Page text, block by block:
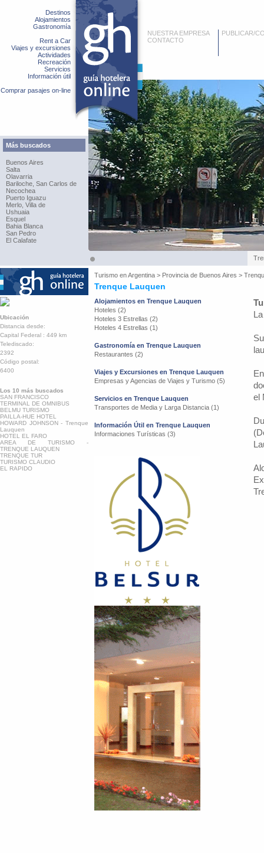
Destinos
Alojamientos
Gastronomía
Rent a Car
Viajes y excursiones
Actividades
Recreación
Servicios
Información útil
Comprar pasajes on-line
Más buscados
Buenos Aires
Salta
Olavarria
Bariloche, San Carlos de
Necochea
Puerto Iguazu
Merlo, Villa de
Ushuaia
Esquel
Bahia Blanca
San Pedro
El Calafate
NUESTRA EMPRESA
CONTACTO
PUBLICAR/
Turismo enArgentina > Provincia de Buenos Aires >
Trenque Lauquen
Ubicación
Distancia desde:
Capital Federal : 449 km
Telediscado:
2392
Código postal:
6400
Los 10 más buscados
SAN FRANCISCO
TERMINAL DE OMNIBUS
BELMU TURISMO
PAILLA-HUE HOTEL
HOWARD JOHNSON - Trenque
Lauquen
HOTEL EL FARO
AREA DE TURISMO -
TRENQUE LAUQUEN
TRENQUE TUR
TURISMO CLAUDIO
EL RAPIDO
Alojamientos en Trenque Lauquen
Hoteles (2)
Hoteles 3 Estrellas (2)
Hoteles 4 Estrellas (1)
Gastronomía en Trenque Lauquen
Restaurantes (2)
Viajes y Excursiones en Trenque Lauquen
Empresas y Agencias de Viajes y Turismo (5)
Servicios en Trenque Lauquen
Transportes de Media y Larga Distancia (1)
Información Útil en Trenque Lauquen
Informaciones Turísticas (3)
el